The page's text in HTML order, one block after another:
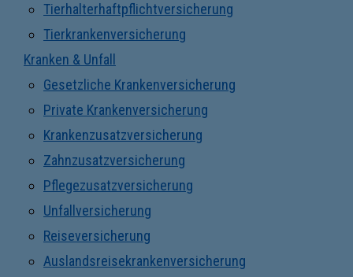
Tierhalterhaftpflichtversicherung
Tierkrankenversicherung
Kranken & Unfall
Gesetzliche Krankenversicherung
Private Krankenversicherung
Krankenzusatzversicherung
Zahnzusatzversicherung
Pflegezusatzversicherung
Unfallversicherung
Reiseversicherung
Auslandsreisekrankenversicherung